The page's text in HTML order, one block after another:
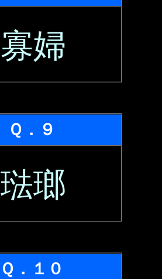
寡婦
Ｑ．９
琺瑯
Ｑ．１０